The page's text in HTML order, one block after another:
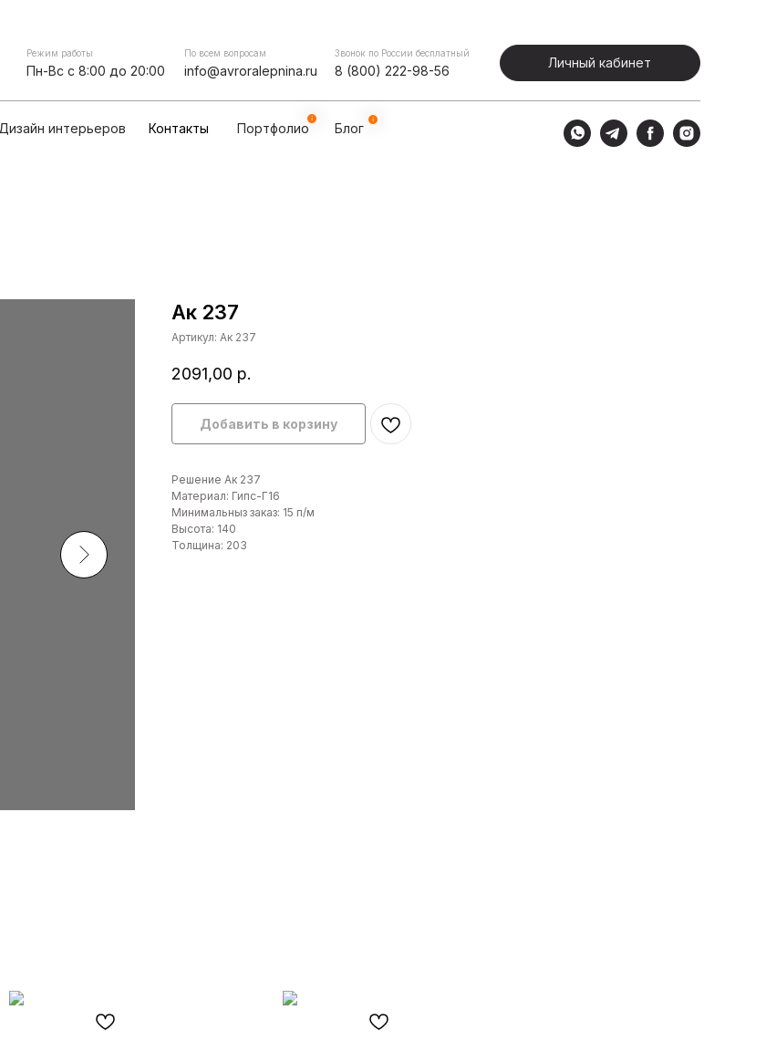
Режим работы
Пн-Вс с 8:00 до 20:00
По всем вопросам
info@avroralepnina.ru
Звонок по России бесплатный
8 (800) 222-98-56
Дизайн интерьеров Портфолио Блог
Личный кабинет
Контакты
Личный кабинет
Ак 237
Артикул: Ак 237
2091,00 р.
Добавить в корзину
Решение Ак 237
Материал: Гипс-Г16
Минимальныз заказ: 15 п/м
Высота: 140
Толщина: 203